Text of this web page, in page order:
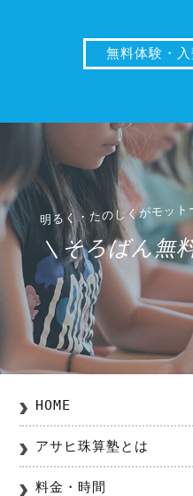
無料体験・
＼そろばん無
HOME
アサヒ珠算塾とは
料金・時間